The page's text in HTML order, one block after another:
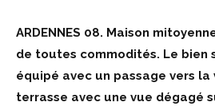
ARDENNES 08. Maison
de toutes commodités. Le bien
équipé avec un passage vers la
terrasse avec une vue dégagé